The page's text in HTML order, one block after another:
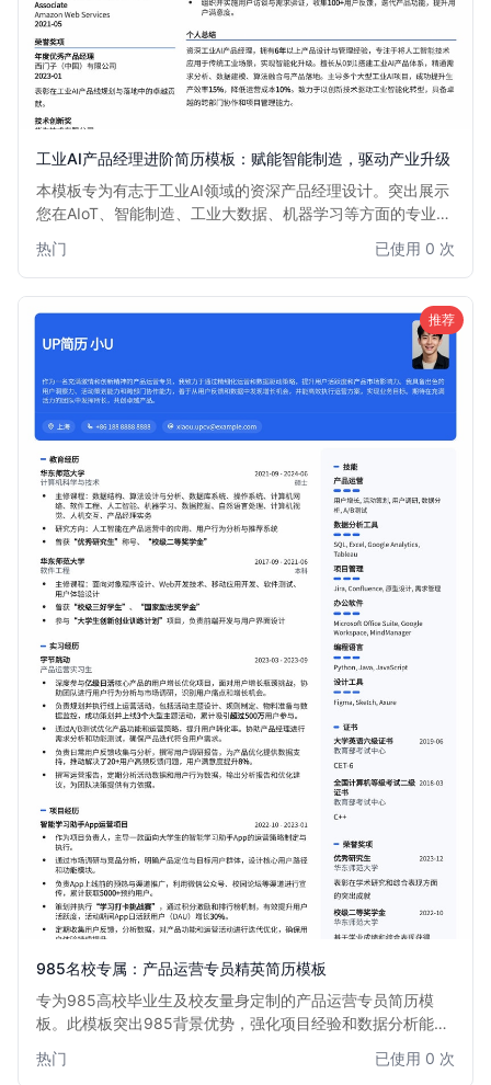
工业AI产品经理进阶简历模板：赋能智能制造，驱动产业升级
本模板专为有志于工业AI领域的资深产品经理设计。突出展示
您在AIoT、智能制造、工业大数据、机器学习等方面的专业知
协作能力，助您在激烈的市场竞争中脱颖而出，获得心仪的工
业AI产品经理职位。
热门 已使用 0 次
推荐
985名校专属：产品运营专员精英简历模板
专为985高校毕业生及校友量身定制的产品运营专员简历模
板。此模板突出985背景优势，强化项目经验和数据分析能
心仪Offer。
热门 已使用 0 次